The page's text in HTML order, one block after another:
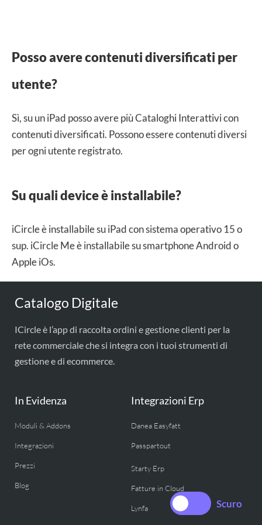
Posso avere contenuti diversificati per
utente?
Sì, su un iPad posso avere più Cataloghi Interattivi con
contenuti diversificati. Possono essere contenuti diversi
per ogni utente registrato.
Su quali device è installabile?
iCircle è installabile su iPad con sistema operativo 15 o
sup. iCircle Me è installabile su smartphone Android o
Apple iOs.
Catalogo Digitale
ICircle è l’app di raccolta ordini e gestione clienti per la
rete commerciale che si integra con i tuoi strumenti di
gestione e di ecommerce.
In Evidenza
Moduli & Addons
Integrazioni
Prezzi
Blog
Integrazioni Erp
Danea Easyfatt
Passpartout
Starty Erp
Fatture in Cloud
Lynfa